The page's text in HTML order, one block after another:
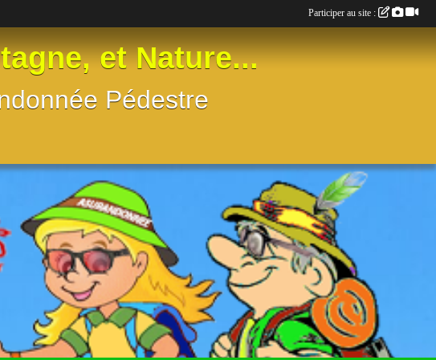
et Nature...
Pédestre
Participer au site :